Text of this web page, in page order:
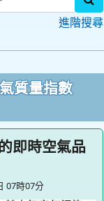
進階搜尋
質量指數
即時空氣品
07時07分